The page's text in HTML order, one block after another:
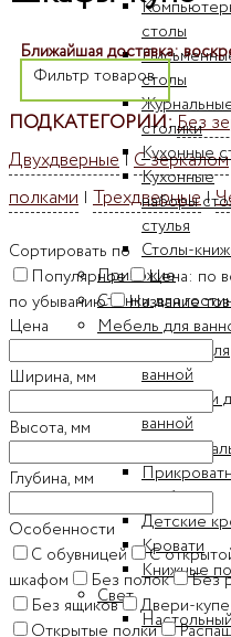
столы
столы
столики
Кухонные
Кухонные
наборы
стулья
Столы-
Прихожие
Стенки для
Мебель для
Пеналы для
ванной
Шкафчики
ванной
Мебель для
тумбы
Детские
Кровати
Книжные
Свет
Ближайшая доставка:
Фильтр товаров
ПОДКАТЕГОРИИ:Без
Двухдверные| С зеркалом
полками | Трехдверные|
Сортировать по
Популярное
Цена: по
по убыванию
Название
Цена
Ширина, мм
Высота, мм
Глубина, мм
Особенности
C обувницей
C
шкафом
Без полок Без
Без ящиков
Двери-купе
Открытые полки